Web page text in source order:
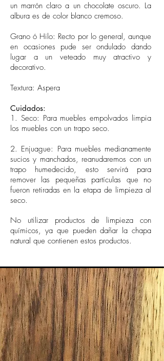
un marrón claro a un chocolate oscuro. La
albura es de color blanco cremoso.
Grano ó Hilo: Recto por lo general, aunque
en ocasiones pude ser ondulado dando
lugar a un veteado muy atractivo y
decorativo.
Textura: Aspera
Cuidados:
1. Seco: Para muebles empolvados limpia
los muebles con un trapo seco.
2. Enjuague: Para muebles medianamente
sucios y manchados, reanudaremos con un
trapo humedecido, esto servirá para
remover las pequeñas partículas que no
fueron retiradas en la etapa de limpieza al
seco.
No utilizar productos de limpieza con
químicos, ya que pueden dañar la chapa
natural que contienen estos productos.